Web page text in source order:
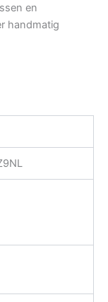
en
handmatig